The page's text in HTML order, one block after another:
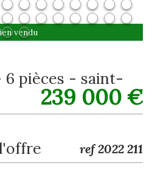
vendu
239 000 €
ref 2022 211